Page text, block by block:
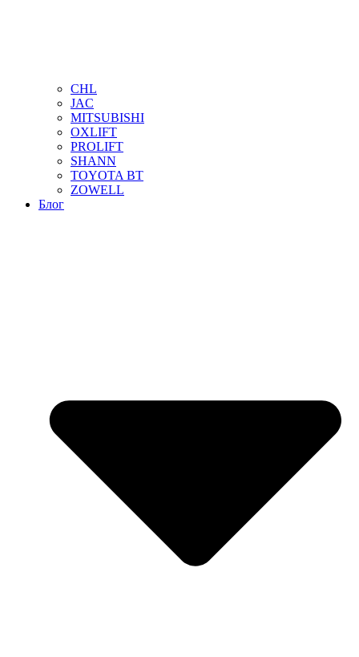
CHL
JAC
MITSUBISHI
OXLIFT
PROLIFT
SHANN
TOYOTA BT
ZOWELL
Блог